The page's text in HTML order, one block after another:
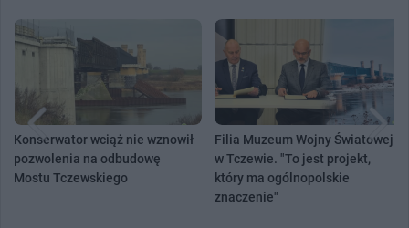
Konserwator wciąż nie wznowił
pozwolenia na odbudowę
Mostu Tczewskiego
Filia Muzeum Wojny Światowej
w Tczewie. "To jest projekt,
który ma ogólnopolskie
znaczenie"